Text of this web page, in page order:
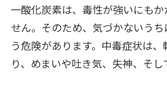
一酸化炭素は、毒性が強いにも
せん。そのため、気づかないう
う危険があります。中毒症状は
り、めまいや吐き気、失神、そし